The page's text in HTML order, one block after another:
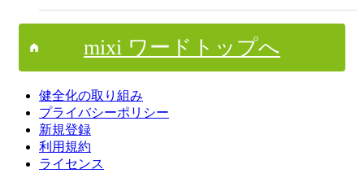
mixi ワードトップへ
健全化の取り組み
プライバシーポリシー
新規登録
利用規約
ライセンス